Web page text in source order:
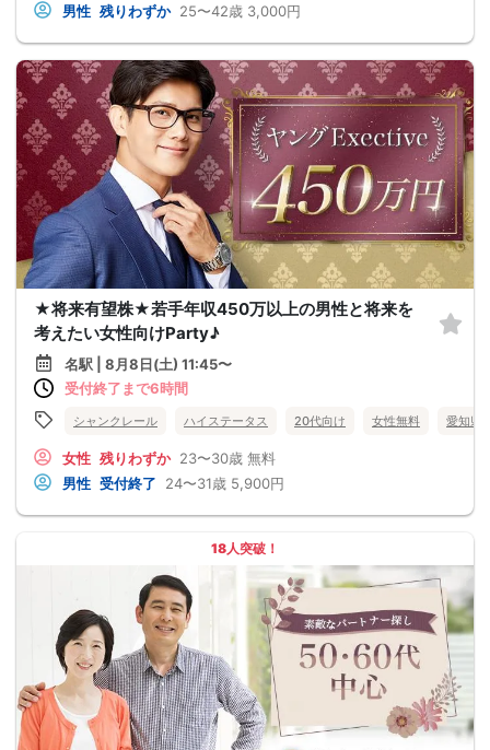
男性 残りわずか 25〜42歳 3,000円
★将来有望株★若手年収450万以上の男性と将来を
考えたい女性向けParty♪
名駅 | 8月8日(土) 11:45〜
受付終了まで6時間
シャンクレール ハイステータス 20代向け 女性無料 愛知県
女性 残りわずか 23〜30歳 無料
男性 受付終了 24〜31歳 5,900円
18人突破！